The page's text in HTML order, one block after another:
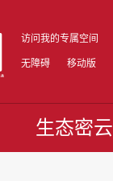
访问我的专属空间
无障碍 移动版
生态密云